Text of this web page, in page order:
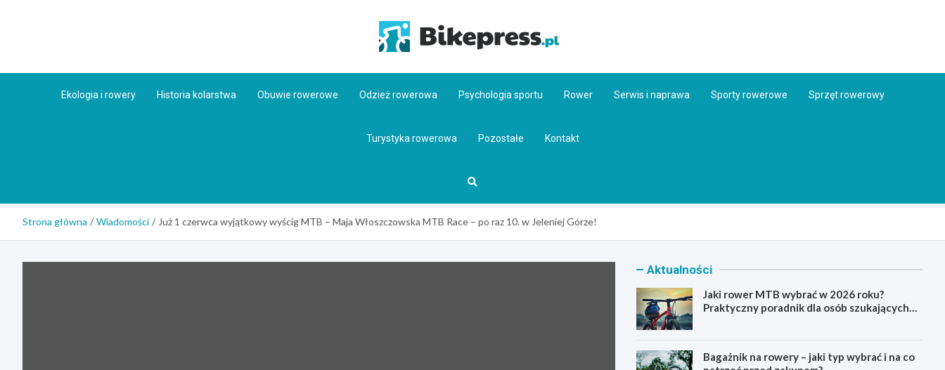
Ekologia i rowery Historia kolarstwa Obuwie rowerowe Odzież rowerowa Psychologia sportu Rower Serwis i naprawa Sporty rowerowe Sprzęt rowerowy
Turystyka rowerowa Pozostałe Kontakt
Strona główna Wiadomości Już 1 czerwca wyjątkowy wyścig MTB – Maja Włoszczowska MTB Race – po raz 10. w Jeleniej Górze!
Aktualności
Jaki rower MTB wybrać w 2026 roku?
Praktyczny poradnik dla osób szukających
Bagażnik na rowery – jaki typ wybrać i na co